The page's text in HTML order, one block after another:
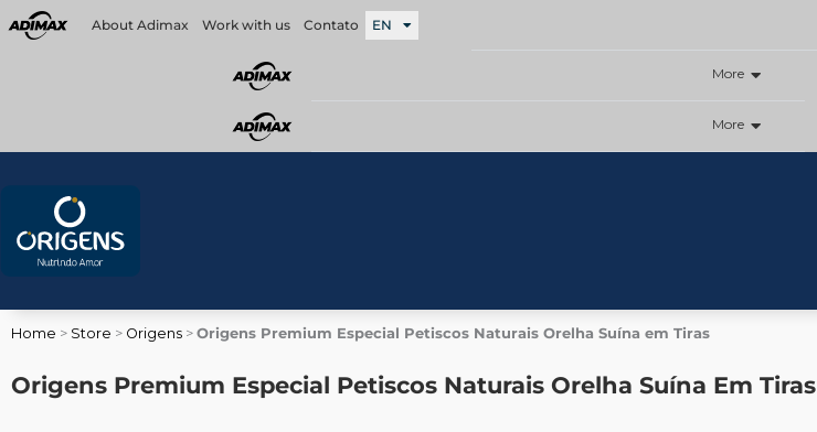
Skip
to
About Adimax Work with us Contato EN
More
More
Home > Store > Origens > Origens Premium Especial Petiscos Naturais Orelha Suína em Tiras
Origens Premium Especial Petiscos Naturais Orelha Suína Em Tiras